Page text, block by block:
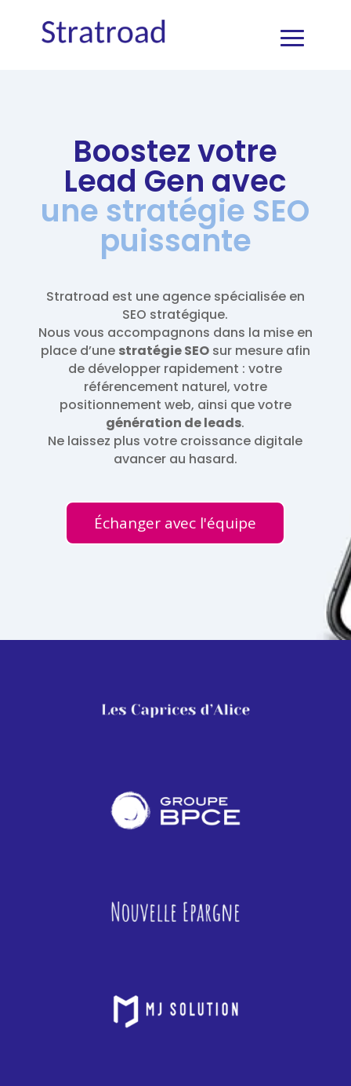
Boostez votre
Lead Gen avec
une stratégie SEO
puissante
Stratroad est une agence spécialisée en
SEO stratégique.
Nous vous accompagnons dans la mise en
place d’une stratégie SEOsur mesure afin
de développer rapidement : votre
référencement naturel, votre
positionnement web, ainsi que votre
génération de leads.
Ne laissez plus votre croissance digitale
avancer au hasard.
Échanger avec l'équipe